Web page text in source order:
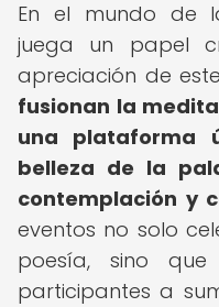
En el mundo de
juega un papel
apreciación de
fusionan la
una plataforma
belleza de la
contemplación y
eventos no solo
poesía, sino
participantes a